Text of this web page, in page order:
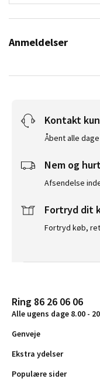
Anmeldelser
Kontakt
Åbent alle
Nem og
Afsendelse
Fortryd dit
Fortryd køb,
Ring 86 26 06 06
Alle ugens dage 8.00 -
Genveje
Ekstra ydelser
Populære sider